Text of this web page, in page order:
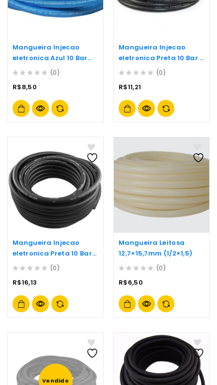
Mangueira Injecao
eletronica Azul 10 Bar
5x10mm
out
5
(0)
R$8,50
Mangueira Injecao
eletronica Preta 10 Bar –
5x10mm
out
5
(0)
R$11,21
Mangueira Injecao
eletronica Preta 10 Bar
-7x13mm
out
5
(0)
R$16,13
Mangueira Leitosa
12,7×15,7mm (1/2×1,5)
out
5
(0)
R$6,50
Vendido